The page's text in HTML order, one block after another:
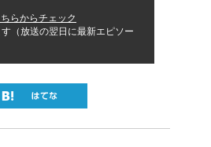
らからチェック
（放送の翌日に最新エピソー